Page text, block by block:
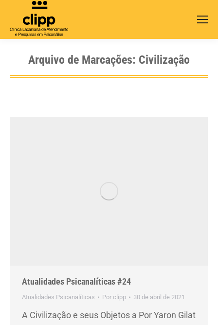
Arquivo de Marcações: Civilização
Atualidades Psicanalíticas #24
Atualidades Psicanalíticas Por clipp 30 de abril de 2021
A Civilização e seus Objetos a Por Yaron Gilat